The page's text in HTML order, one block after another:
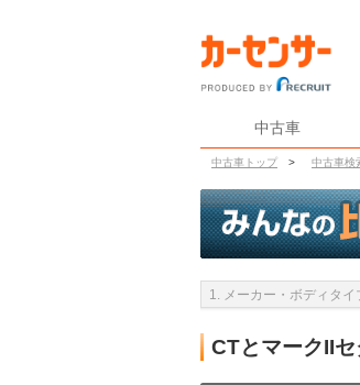
中古車
中古車トップ > 中古車検
1. メーカー・ボディタイ
CTとマークII